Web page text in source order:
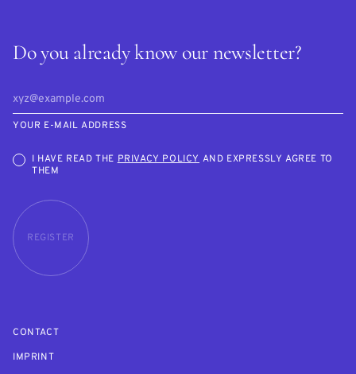
Do you already know our newsletter?
YOUR E-MAIL ADDRESS
I HAVE READ THEPRIVACY POLICY AND EXPRESSLY AGREE TO
THEM
REGISTER
CONTACT
IMPRINT